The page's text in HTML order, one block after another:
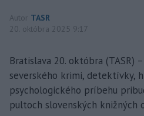
Autor TASR
20. októbra 2025 9:17
Bratislava 20. októbra (TASR)
severského krimi, detektívky,
psychologického príbehu
pultoch slovenských knižných